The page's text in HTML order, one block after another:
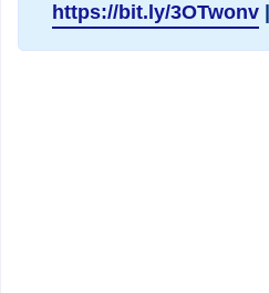
https://bit.ly/3OTwonv